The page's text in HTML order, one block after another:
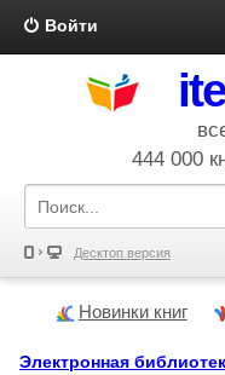
Войти
444 000
Десктоп версия
Новинки книг
Электронная